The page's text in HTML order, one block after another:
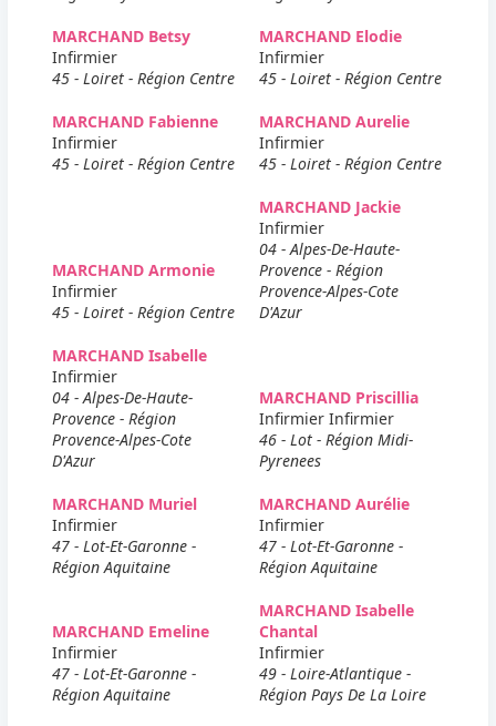
MARCHAND Betsy
Infirmier
45 - Loiret - Région Centre
MARCHAND Elodie
Infirmier
45 - Loiret - Région Centre
MARCHAND Fabienne
Infirmier
45 - Loiret - Région Centre
MARCHAND Aurelie
Infirmier
45 - Loiret - Région Centre
MARCHAND Armonie
Infirmier
45 - Loiret - Région Centre
MARCHAND Jackie
Infirmier
04 - Alpes-De-Haute-
Provence - Région
Provence-Alpes-Cote
D'Azur
MARCHAND Isabelle
Infirmier
04 - Alpes-De-Haute-
Provence - Région
Provence-Alpes-Cote
D'Azur
MARCHAND Priscillia
Infirmier Infirmier
46 - Lot - Région Midi-
Pyrenees
MARCHAND Muriel
Infirmier
47 - Lot-Et-Garonne -
Région Aquitaine
MARCHAND Aurélie
Infirmier
47 - Lot-Et-Garonne -
Région Aquitaine
MARCHAND Emeline
Infirmier
47 - Lot-Et-Garonne -
Région Aquitaine
MARCHAND Isabelle
Chantal
Infirmier
49 - Loire-Atlantique -
Région Pays De La Loire